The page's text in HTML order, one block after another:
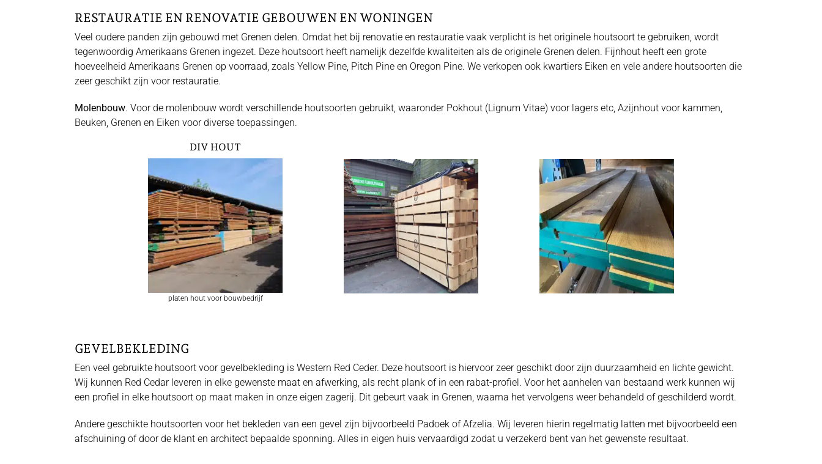
RESTAURATIE EN RENOVATIE GEBOUWEN EN WONINGEN
Veel oudere panden zijn gebouwd met Grenen delen. Omdat het bij renovatie en restauratie vaak verplicht is het originele houtsoort te gebruiken, wordt
tegenwoordig Amerikaans Grenen ingezet. Deze houtsoort heeft namelijk dezelfde kwaliteiten als de originele Grenen delen. Fijnhout heeft een grote
hoeveelheid Amerikaans Grenen op voorraad, zoals Yellow Pine, Pitch Pine en Oregon Pine. We verkopen ook kwartiers Eiken en vele andere houtsoorten die
zeer geschikt zijn voor restauratie.
Molenbouw. Voor de molenbouw wordt verschillende houtsoorten gebruikt, waaronder Pokhout (Lignum Vitae) voor lagers etc, Azijnhout voor kammen,
Beuken, Grenen en Eiken voor diverse toepassingen.
DIV HOUT
platen hout voor bouwbedrijf
GEVELBEKLEDING
Een veel gebruikte houtsoort voor gevelbekleding is Western Red Ceder. Deze houtsoort is hiervoor zeer geschikt door zijn duurzaamheid en lichte gewicht.
Wij kunnen Red Cedar leveren in elke gewenste maat en afwerking, als recht plank of in een rabat-profiel. Voor het aanhelen van bestaand werk kunnen wij
een profiel in elke houtsoort op maat maken in onze eigen zagerij. Dit gebeurt vaak in Grenen, waarna het vervolgens weer behandeld of geschilderd wordt.
Andere geschikte houtsoorten voor het bekleden van een gevel zijn bijvoorbeeld Padoek of Afzelia. Wij leveren hierin regelmatig latten met bijvoorbeeld een
afschuining of door de klant en architect bepaalde sponning. Alles in eigen huis vervaardigd zodat u verzekerd bent van het gewenste resultaat.